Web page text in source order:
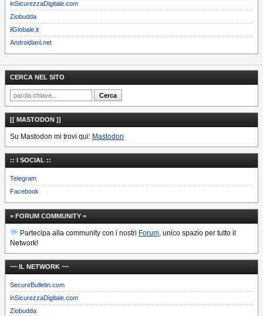
inSicurezzaDigitale.com
Ziobudda
ilGlobale.it
Androidiani.net
CERCA NEL SITO
[[ MASTODON ]]
Su Mastodon mi trovi qui: Mastodon
:: I SOCIAL ::
Telegram
Facebook
= FORUM COMMUNITY =
Partecipa alla community con i nostri Forum, unico spazio per tutto il
Network!
~~ IL NETWORK ~~
SecureBulletin.com
inSicurezzaDigitale.com
Ziobudda